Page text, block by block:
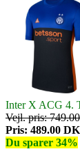
Inter X ACG 4.
Vejl. pris:
Pris: 489.00
Du sparer 34%